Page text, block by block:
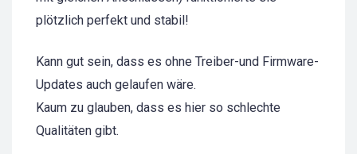
plötzlich perfekt und stabil!
Kann gut sein, dass es ohne Treiber-und Firmware-
Updates auch gelaufen wäre.
Kaum zu glauben, dass es hier so schlechte
Qualitäten gibt.